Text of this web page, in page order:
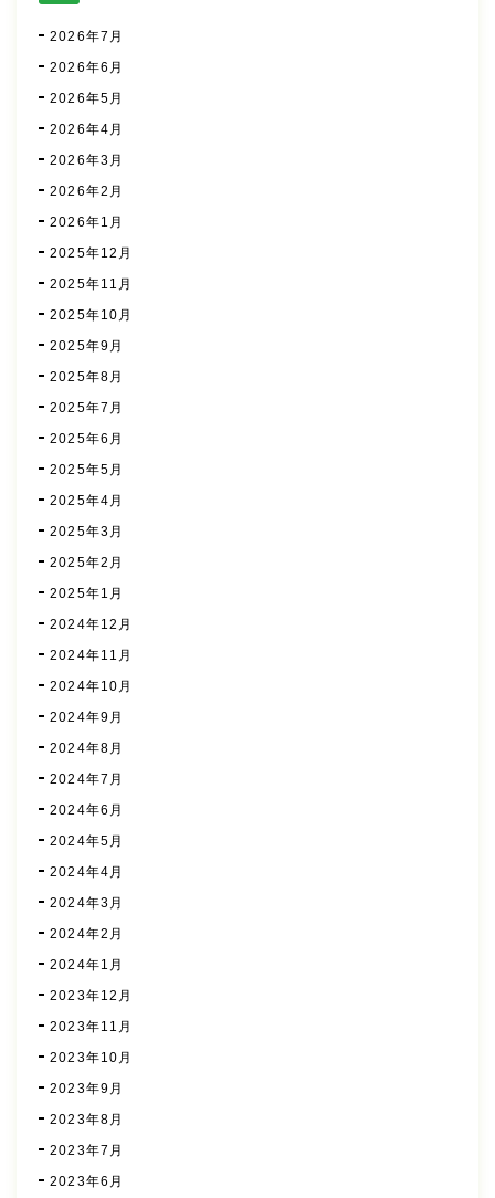
2026年7月
2026年6月
2026年5月
2026年4月
2026年3月
2026年2月
2026年1月
2025年12月
2025年11月
2025年10月
2025年9月
2025年8月
2025年7月
2025年6月
2025年5月
2025年4月
2025年3月
2025年2月
2025年1月
2024年12月
2024年11月
2024年10月
2024年9月
2024年8月
2024年7月
2024年6月
2024年5月
2024年4月
2024年3月
2024年2月
2024年1月
2023年12月
2023年11月
2023年10月
2023年9月
2023年8月
2023年7月
2023年6月